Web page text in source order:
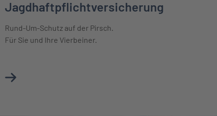
Jagdhaftpflichtversicherung
Rund-Um-Schutz auf der Pirsch.
Für Sie und Ihre Vierbeiner.
Mehr über Jagdhaftpflichtversicherung erfahren